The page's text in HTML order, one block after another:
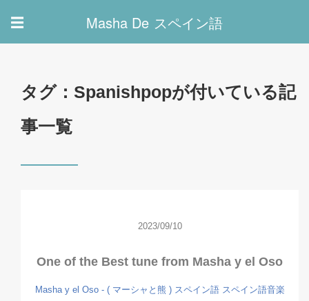
☰ Masha De スペイン語
タグ：Spanishpopが付いている記
事一覧
2023/09/10
One of the Best tune from Masha y el Oso
Masha y el Oso - ( マーシャと熊 ) スペイン語 スペイン語音楽